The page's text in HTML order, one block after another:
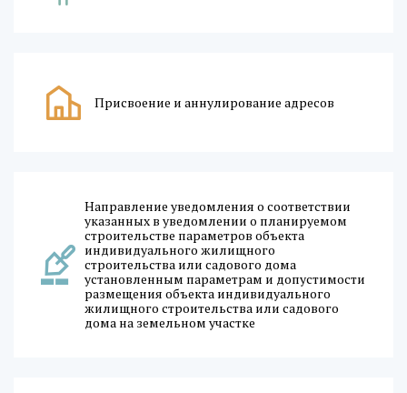
Присвоение и аннулирование адресов
Направление уведомления о соответствии
указанных в уведомлении о планируемом
строительстве параметров объекта
индивидуального жилищного
строительства или садового дома
установленным параметрам и допустимости
размещения объекта индивидуального
жилищного строительства или садового
дома на земельном участке